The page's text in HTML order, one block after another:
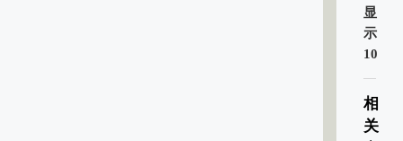
显
示
10
相
关